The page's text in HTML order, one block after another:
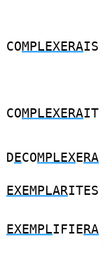
COMPLEXERAIS
COMPLEXERAIT
D ECOMPLEXE RA
EXEMPLARITES
EXEMPLIFIE RA